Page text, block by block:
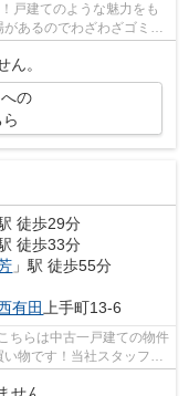
戸建てのような魅力をも
あるのでわざわざゴミを
ん。
の
徒歩29分
徒歩33分
」駅 徒歩55分
有田 上手町13-6
ちらは中古一戸建ての物件
物です！当社スタッフが